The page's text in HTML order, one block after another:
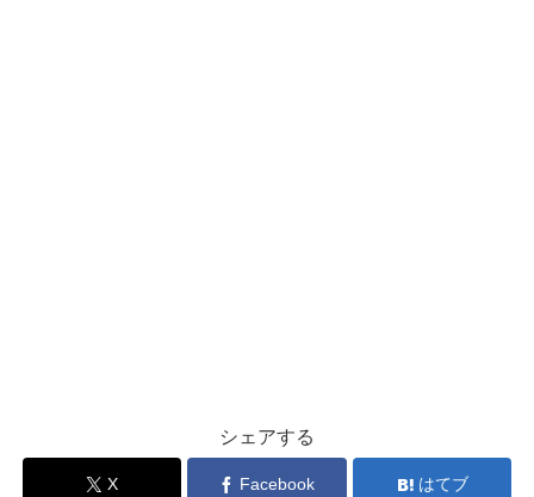
シェアする
X Facebook はてブ